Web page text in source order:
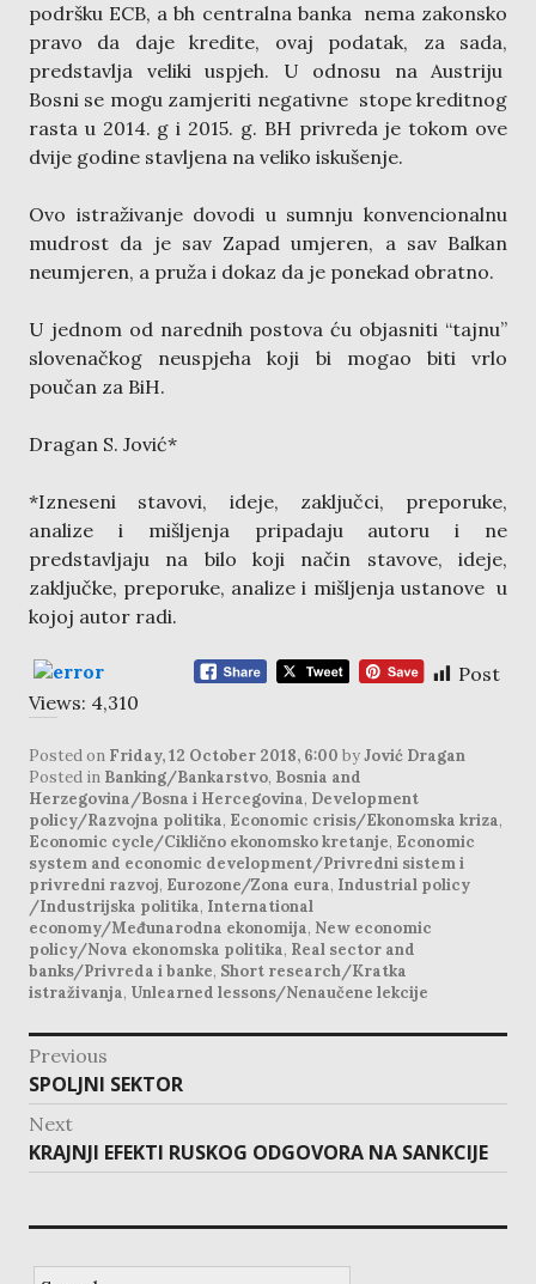
podršku ECB, a bh centralna banka nema zakonsko
pravo da daje kredite, ovaj podatak, za sada,
predstavlja veliki uspjeh. U odnosu na Austriju
Bosni se mogu zamjeriti negativne stope kreditnog
rasta u 2014. g i 2015. g. BH privreda je tokom ove
dvije godine stavljena na veliko iskušenje.
Ovo istraživanje dovodi u sumnju konvencionalnu
mudrost da je sav Zapad umjeren, a sav Balkan
neumjeren, a pruža i dokaz da je ponekad obratno.
U jednom od narednih postova ću objasniti “tajnu”
slovenačkog neuspjeha koji bi mogao biti vrlo
poučan za BiH.
Dragan S. Jović*
*Izneseni stavovi, ideje, zaključci, preporuke,
analize i mišljenja pripadaju autoru i ne
predstavljaju na bilo koji način stavove, ideje,
zaključke, preporuke, analize i mišljenja ustanove u
kojoj autor radi.
Post
Views: 4,310
Posted on Friday, 12 October 2018, 6:00 byJović Dragan
Posted in Banking/Bankarstvo, Bosnia and
Herzegovina/Bosna i Hercegovina, Development
policy/Razvojna politika, Economic crisis/Ekonomska kriza,
Economic cycle/Ciklično ekonomsko kretanje, Economic
system and economic development/Privredni sistem i
privredni razvoj, Eurozone/Zona eura, Industrial policy
/Industrijska politika, International
economy/Međunarodna ekonomija, New economic
policy/Nova ekonomska politika, Real sector and
banks/Privreda i banke, Short research/Kratka
istraživanja, Unlearned lessons/Nenaučene lekcije
post
navigation
Previous
Previous
post:
SPOLJNI SEKTOR
Next
Next
post:
KRAJNJI EFEKTI RUSKOG ODGOVORA NA SANKCIJE